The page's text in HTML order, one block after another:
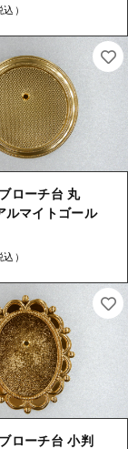
込）
ローチ台 丸
ルマイトゴール
込）
ローチ台 小判